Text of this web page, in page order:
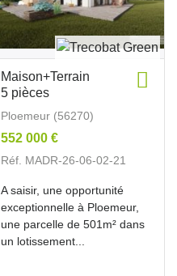
Maison+Terrain
5 pièces
Ploemeur (56270)
552 000 €
Réf. MADR-26-06-02-21
A saisir, une opportunité
exceptionnelle à Ploemeur,
une parcelle de 501m² dans
un lotissement...